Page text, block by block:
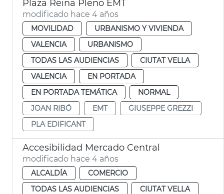
Plaza Reina Pleno EMT
modificado hace 4 años
MOVILIDAD
URBANISMO Y VIVIENDA
VALENCIA
URBANISMO
TODAS LAS AUDIENCIAS
CIUTAT VELLA
VALENCIA
EN PORTADA
EN PORTADA TEMÁTICA
NORMAL
JOAN RIBÓ
EMT
GIUSEPPE GREZZI
PLA EDIFICANT
Accesibilidad Mercado Central
modificado hace 4 años
ALCALDÍA
COMERCIO
TODAS LAS AUDIENCIAS
CIUTAT VELLA